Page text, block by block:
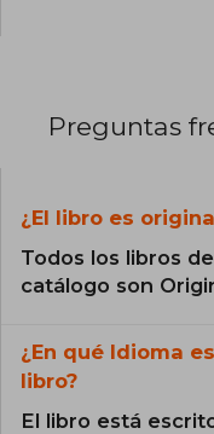
Preguntas
¿El libro es
Todos los libros
catálogo son
¿En qué Idioma
libro?
El libro está